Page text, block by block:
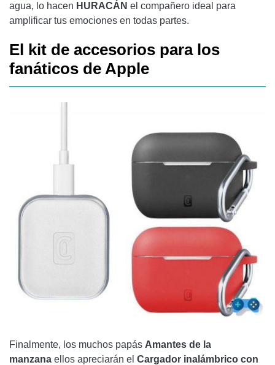
agua, lo hacen HURACÁN el compañero ideal para
amplificar tus emociones en todas partes.
El kit de accesorios para los
fanáticos de Apple
Finalmente, los muchos papás Amantes de la
manzana ellos apreciarán el Cargador inalámbrico con